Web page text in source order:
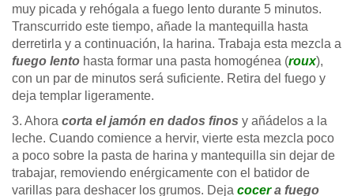
muy picada y rehógala a fuego lento durante 5 minutos.
Transcurrido este tiempo, añade la mantequilla hasta
derretirla y a continuación, la harina. Trabaja esta mezcla a
fuego lento hasta formar una pasta homogénea (roux),
con un par de minutos será suficiente. Retira del fuego y
deja templar ligeramente.
3. Ahora corta el jamón en dados finos y añádelos a la
leche. Cuando comience a hervir, vierte esta mezcla poco
a poco sobre la pasta de harina y mantequilla sin dejar de
trabajar, removiendo enérgicamente con el batidor de
varillas para deshacer los grumos. Deja cocera fuego